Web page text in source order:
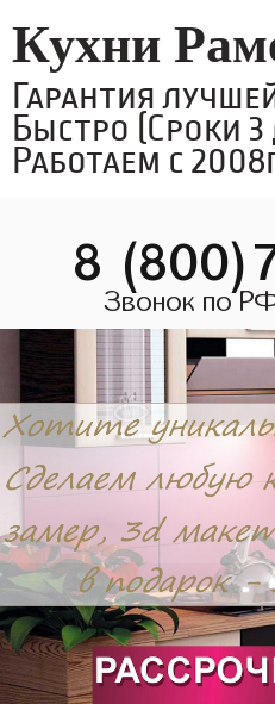
Кухни
Гарантия
Быстро (Сроки 3
Работаем с
8
Звонок по